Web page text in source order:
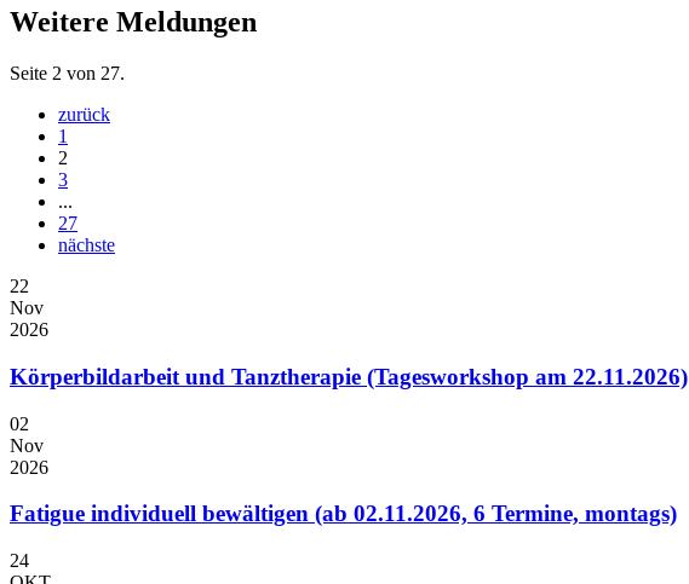
Weitere Meldungen
Seite 2 von 27.
zurück
1
2
3
...
27
nächste
22
Nov
2026
Körperbildarbeit und Tanztherapie (Tagesworkshop am 22.11.2026)
02
Nov
2026
Fatigue individuell bewältigen (ab 02.11.2026, 6 Termine, montags)
24